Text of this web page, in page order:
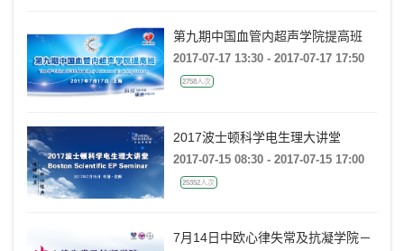
第九期中国血管内超声学院提高班
2017-07-17 13:30 - 2017-07-17 17:50
2758人次
2017波士顿科学电生理大讲堂
2017-07-15 08:30 - 2017-07-15 17:00
25352人次
7月14日中欧心律失常及抗凝学院－